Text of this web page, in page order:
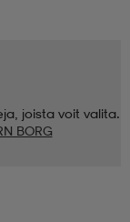
joista voit valita.
BORG